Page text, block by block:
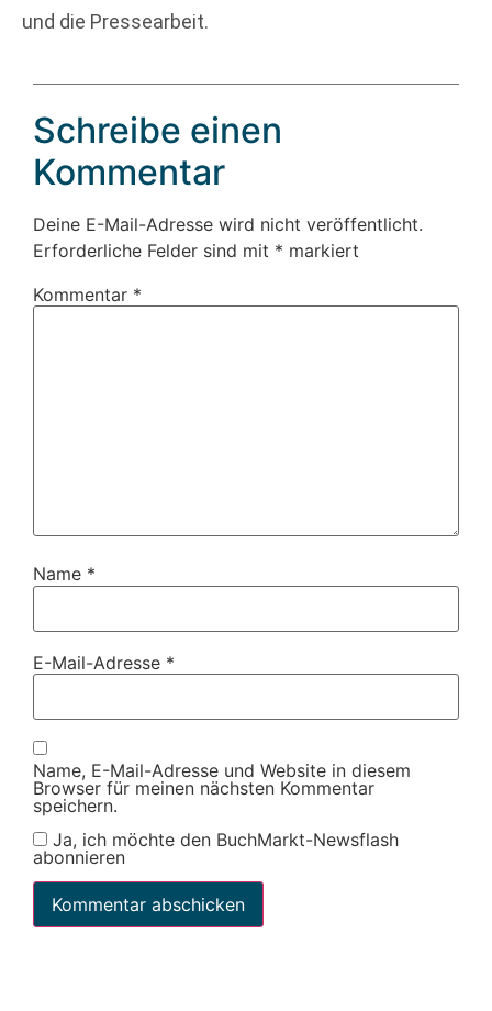
und die Pressearbeit.
Schreibe einen
Kommentar
Deine E-Mail-Adresse wird nicht veröffentlicht.
Erforderliche Felder sind mit * markiert
Kommentar *
Name *
E-Mail-Adresse *
Name, E-Mail-Adresse und Website in diesem
Browser für meinen nächsten Kommentar
speichern.
Ja, ich möchte den BuchMarkt-Newsflash
abonnieren